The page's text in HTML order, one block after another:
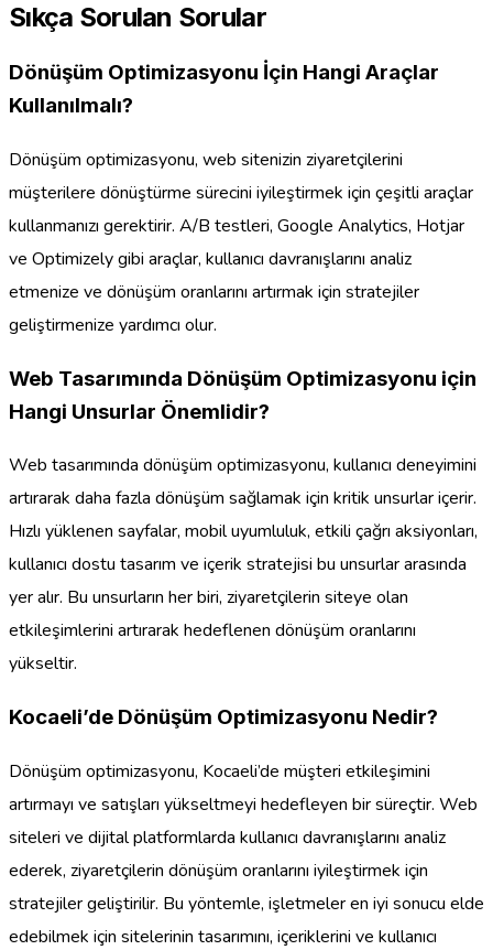
Sıkça Sorulan Sorular
Dönüşüm Optimizasyonu İçin Hangi Araçlar
Kullanılmalı?
Dönüşüm optimizasyonu, web sitenizin ziyaretçilerini
müşterilere dönüştürme sürecini iyileştirmek için çeşitli araçlar
kullanmanızı gerektirir. A/B testleri, Google Analytics, Hotjar
ve Optimizely gibi araçlar, kullanıcı davranışlarını analiz
etmenize ve dönüşüm oranlarını artırmak için stratejiler
geliştirmenize yardımcı olur.
Web Tasarımında Dönüşüm Optimizasyonu için
Hangi Unsurlar Önemlidir?
Web tasarımında dönüşüm optimizasyonu, kullanıcı deneyimini
artırarak daha fazla dönüşüm sağlamak için kritik unsurlar içerir.
Hızlı yüklenen sayfalar, mobil uyumluluk, etkili çağrı aksiyonları,
kullanıcı dostu tasarım ve içerik stratejisi bu unsurlar arasında
yer alır. Bu unsurların her biri, ziyaretçilerin siteye olan
etkileşimlerini artırarak hedeflenen dönüşüm oranlarını
yükseltir.
Kocaeli’de Dönüşüm Optimizasyonu Nedir?
Dönüşüm optimizasyonu, Kocaeli’de müşteri etkileşimini
artırmayı ve satışları yükseltmeyi hedefleyen bir süreçtir. Web
siteleri ve dijital platformlarda kullanıcı davranışlarını analiz
ederek, ziyaretçilerin dönüşüm oranlarını iyileştirmek için
stratejiler geliştirilir. Bu yöntemle, işletmeler en iyi sonucu elde
edebilmek için sitelerinin tasarımını, içeriklerini ve kullanıcı